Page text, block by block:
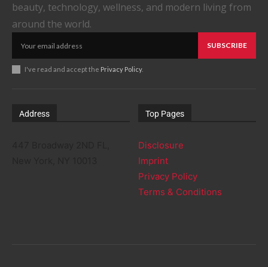
beauty, technology, wellness, and modern living from
around the world.
SUBSCRIBE
I've read and accept the Privacy Policy.
Address Top Pages
Disclosure
Imprint
Privacy Policy
Terms & Conditions